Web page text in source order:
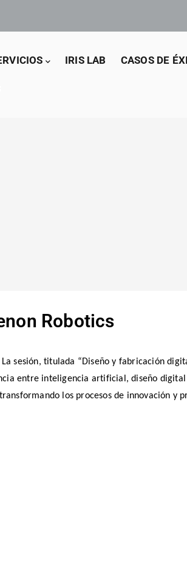
IRIS LAB CASOS DE
Robotics
sesión, titulada “Diseño y fabricación
entre inteligencia artificial, diseño
los procesos de innovación y